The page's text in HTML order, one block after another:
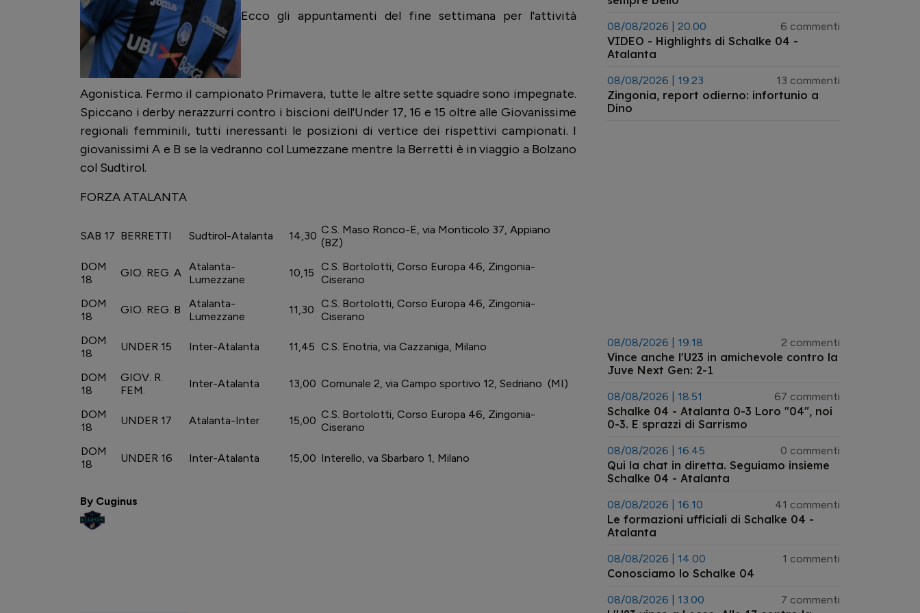
Ecco gli appuntamenti del fine settimana per l'attività
Agonistica. Fermo il campionato Primavera, tutte le altre sette squadre sono impegnate.
Spiccano i derby nerazzurri contro i biscioni dell'Under 17, 16 e 15 oltre alle Giovanissime
regionali femminili, tutti ineressanti le posizioni di vertice dei rispettivi campionati. I
giovanissimi A e B se la vedranno col Lumezzane mentre la Berretti è in viaggio a Bolzano
col Sudtirol.
FORZA ATALANTA
SAB 17 BERRETTI Sudtirol-Atalanta 14,30 C.S. Maso Ronco-E, via Monticolo 37, Appiano
(BZ)
DOM
18
GIO. REG. A Atalanta-
Lumezzane
10,15 C.S. Bortolotti, Corso Europa 46, Zingonia-
Ciserano
DOM
18
GIO. REG. B
Atalanta-
Lumezzane
11,30 C.S. Bortolotti, Corso Europa 46, Zingonia-
Ciserano
DOM
18
UNDER 15 Inter-Atalanta 11,45 C.S. Enotria, via Cazzaniga, Milano
DOM
18
GIOV. R.
FEM.
Inter-Atalanta 13,00 Comunale 2, via Campo sportivo 12, Sedriano (MI)
DOM
18
UNDER 17 Atalanta-Inter 15,00 C.S. Bortolotti, Corso Europa 46, Zingonia-
Ciserano
DOM
18
UNDER 16 Inter-Atalanta 15,00 Interello, va Sbarbaro 1, Milano
By Cuginus
08/08/2026 | 20.00 6 commenti
VIDEO - Highlights di Schalke 04 -
Atalanta
08/08/2026 | 19.23 13 commenti
Zingonia, report odierno: infortunio a
Dino
08/08/2026 | 19.18 2 commenti
Vince anche l'U23 in amichevole contro la
Juve Next Gen: 2-1
08/08/2026 | 18.51 67 commenti
Schalke 04 - Atalanta 0-3 Loro "04", noi
0-3. E sprazzi di Sarrismo
08/08/2026 | 16.45 0 commenti
Qui la chat in diretta. Seguiamo insieme
Schalke 04 - Atalanta
08/08/2026 | 16.10 41 commenti
Le formazioni ufficiali di Schalke 04 -
Atalanta
08/08/2026 | 14.00 1 commenti
Conosciamo lo Schalke 04
08/08/2026 | 13.00 7 commenti